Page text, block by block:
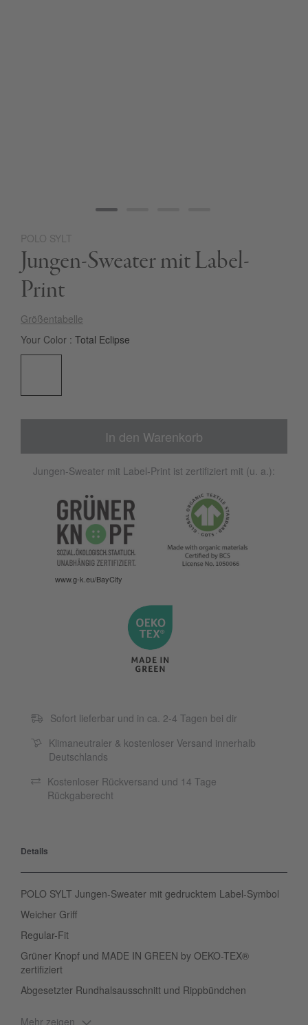
Zum
Anfang
der
Bildgalerie
springen
POLO SYLT
Jungen-Sweater mit Label-
Print
Größentabelle
Your Color Total Eclipse
In den Warenkorb
Jungen-Sweater mit Label-Print ist zertifiziert mit (u. a.):
www.g-k.eu/BayCity
Sofort lieferbar und in ca. 2-4 Tagen bei dir
Klimaneutraler & kostenloser Versand innerhalb
Deutschlands
Kostenloser Rückversand und 14 Tage
Rückgaberecht
Details
POLO SYLT Jungen-Sweater mit gedrucktem Label-Symbol
Weicher Griff
Regular-Fit
Grüner Knopf und MADE IN GREEN by OEKO-TEX®
zertifiziert
Abgesetzter Rundhalsausschnitt und Rippbündchen
Mehr zeigen